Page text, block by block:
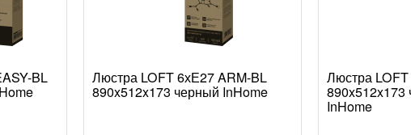
BL Люстра LOFT 6хЕ27 ARM-BL
890x512x173 черный InHome
Люстра
890x512x173
InHome